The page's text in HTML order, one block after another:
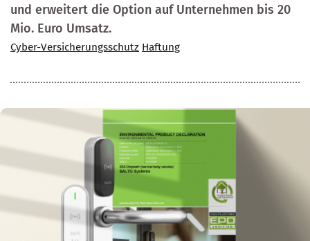
und erweitert die Option auf Unternehmen bis 20
Mio. Euro Umsatz.
Cyber-Versicherungsschutz Haftung